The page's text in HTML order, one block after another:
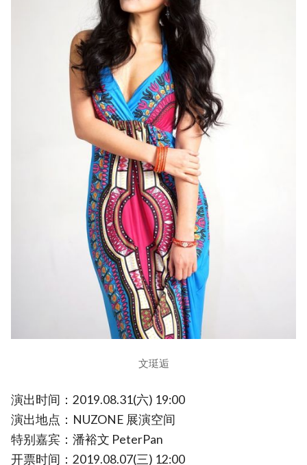
文珽逅
演出时间：2019.08.31(六) 19:00
演出地点：NUZONE 展演空间
特别嘉宾：潘裕文 PeterPan
开票时间：2019.08.07(三) 12:00